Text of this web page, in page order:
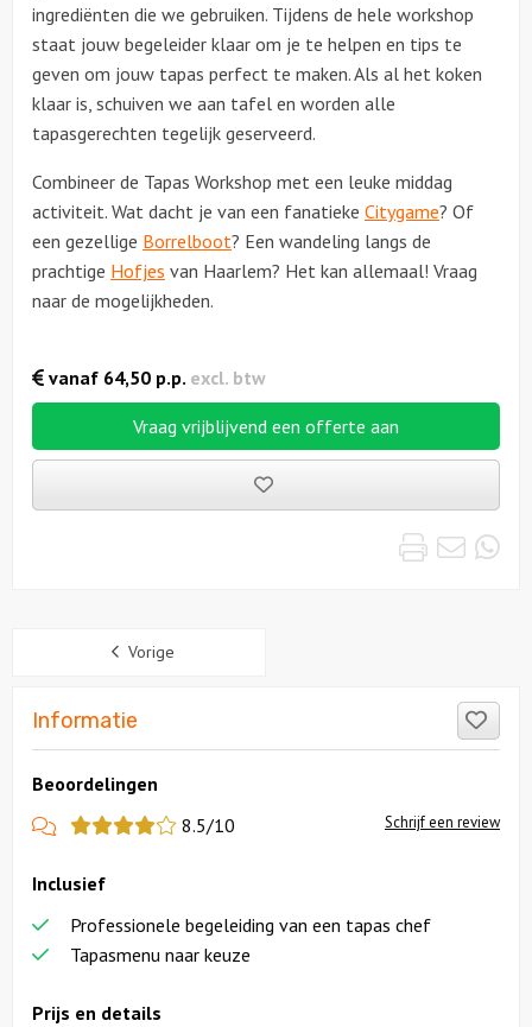
ingrediënten die we gebruiken. Tijdens de hele workshop
staat jouw begeleider klaar om je te helpen en tips te
geven om jouw tapas perfect te maken. Als al het koken
klaar is, schuiven we aan tafel en worden alle
tapasgerechten tegelijk geserveerd.
Combineer de Tapas Workshop met een leuke middag
activiteit. Wat dacht je van een fanatieke Citygame? Of
een gezellige Borrelboot? Een wandeling langs de
prachtige Hofjes van Haarlem? Het kan allemaal! Vraag
naar de mogelijkheden.
Vraag vrijblijvend een offerte aan
uitjes
vanaf 64,50 p.p. excl. btw
Print
Vorige
Informatie
Beoordelingen
View
reviews
8.5/10 Schrijf een review
Prijs en details
Inclusief
Professionele begeleiding van een tapas chef
Tapasmenu naar keuze